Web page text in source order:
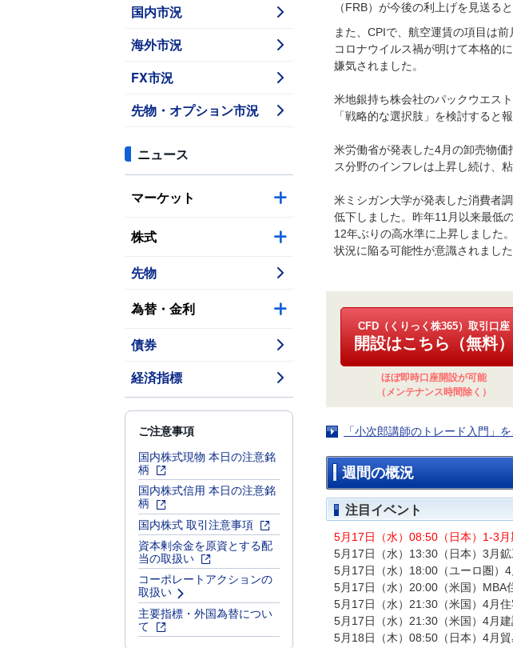
国内市況
海外市況
FX市況
先物・オプション市況
ニュース
マーケット
株式
先物
為替・金利
債券
経済指標
ご注意事項
国内株式現物 本日の注意銘
柄
国内株式信用 本日の注意銘
柄
国内株式 取引注意事項
資本剰余金を原資とする配
当の取扱い
コーポレートアクションの
取扱い
主要指標・外国為替につい
て
（FRB）が今後の利上げを見送る
また、CPIで、航空運賃の項目は
コロナウイルス禍が明けて本格的
嫌気されました。
米地銀持ち株会社のパックウエス
「戦略的な選択肢」を検討すると
米労働省が発表した4月の卸売物
ス分野のインフレは上昇し続け、
米ミシガン大学が発表した消費者
低下しました。昨年11月以来最低
12年ぶりの高水準に上昇しました
状況に陥る可能性が意識されました
CFD（くりっく株365）取引口座
開設はこちら（無料）
ほぼ即時口座開設が可能
（メンテナンス時間除く）
「小次郎講師のトレード入門」
週間の概況
注目イベント
5月17日（水）08:50（日本）1-3
5月17日（水）13:30（日本）3月
5月17日（水）18:00（ユーロ圏）
5月17日（水）20:00（米国）MBA
5月17日（水）21:30（米国）4月
5月17日（水）21:30（米国）4月
5月18日（木）08:50（日本）4月